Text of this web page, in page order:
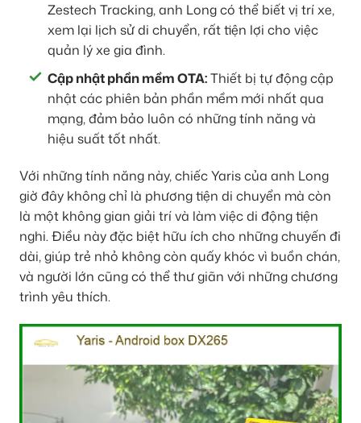
Zestech Tracking, anh Long có thể biết vị trí xe,
xem lại lịch sử di chuyển, rất tiện lợi cho việc
quản lý xe gia đình.
Cập nhật phần mềm OTA:Thiết bị tự động cập
nhật các phiên bản phần mềm mới nhất qua
mạng, đảm bảo luôn có những tính năng và
hiệu suất tốt nhất.
Với những tính năng này, chiếc Yaris của anh Long
giờ đây không chỉ là phương tiện di chuyển mà còn
là một không gian giải trí và làm việc di động tiện
nghi. Điều này đặc biệt hữu ích cho những chuyến đi
dài, giúp trẻ nhỏ không còn quấy khóc vì buồn chán,
và người lớn cũng có thể thư giãn với những chương
trình yêu thích.